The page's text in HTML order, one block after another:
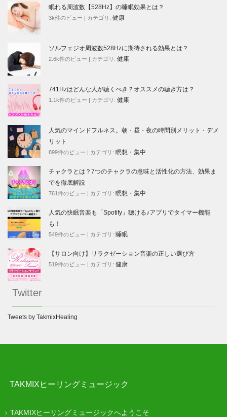
眠れる周波数【528Hz】の睡眠効果とは？
3k件のビュー | カテゴリ: 健康
ソルフェジオ周波数528Hzに期待される効果とは？
2.6k件のビュー | カテゴリ: 健康
741Hzはどんな人が聴くべき？オススメの聴き方は？
1.1k件のビュー | カテゴリ: 健康
人気のマインドフルネス。朝・昼・夜の時間別メリット・デメ
リット
899件のビュー | カテゴリ: 瞑想・集中
チャクラとは？7つのチャクラの意味と活性化の方法、効果ま
でを徹底解説
761件のビュー | カテゴリ: 瞑想・集中
人気の快眠音楽も「Spotify」聴ける♪アプリでタイマー機能
も！
549件のビュー | カテゴリ: 睡眠
【サロン向け】リラクゼーション音楽の正しい選び方
519件のビュー | カテゴリ: 健康
Twitter
Tweets by TakmixHealing
TAKMIXヒーリングミュージック
TAKMIXヒーリングミュージックへようこそ